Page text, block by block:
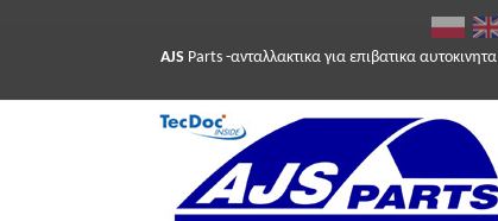
AJS Parts -ανταλλακτικα για επιβατικα αυτοκινητα